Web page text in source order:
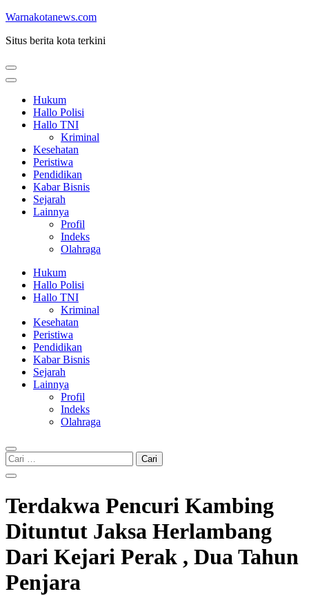
Lompat
konten
Enter)
Warnakotanews.com
Situs berita kota terkini
Hukum
Hallo Polisi
Hallo TNI
Kriminal
Kesehatan
Peristiwa
Pendidikan
Kabar Bisnis
Sejarah
Lainnya
Profil
Indeks
Olahraga
Hukum
Hallo Polisi
Hallo TNI
Kriminal
Kesehatan
Peristiwa
Pendidikan
Kabar Bisnis
Sejarah
Lainnya
Profil
Indeks
Olahraga
Cari
untuk:
Terdakwa Pencuri Kambing
Dituntut Jaksa Herlambang
Dari Kejari Perak , Dua Tahun
Penjara